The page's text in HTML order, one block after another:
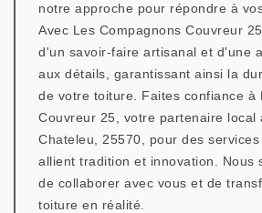
notre approche pour répondre à
Avec Les Compagnons Couvreur
d'un savoir-faire artisanal et d'une
aux détails, garantissant ainsi la
de votre toiture. Faites confiance à
Couvreur 25, votre partenaire local
Chateleu, 25570, pour des
allient tradition et innovation. Nous
de collaborer avec vous et de
toiture en réalité.